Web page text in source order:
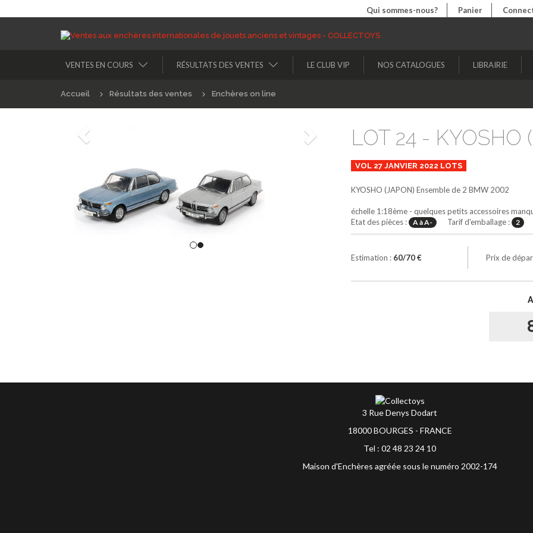
Qui sommes-nous? Panier
VENTES EN COURS RÉSULTATS DES VENTES LE CLUB VIP NOS CATALOGUES LIBRAIRIE
Accueil Résultats des ventes Enchères on line
Suivant LOT 24 - KYOSHO
VOL 27 JANVIER 2022 LOTS
KYOSHO (JAPON) Ensemble de 2 BMW 2002
échelle 1:18ème - quelques petits accessoires
Etat des pièces :
A à A- Tarif d'emballage : 2
Estimation : 60/70 € Prix de
3 Rue Denys Dodart
18000 BOURGES - FRANCE
Tel : 02 48 23 24 10
Maison d'Enchères agréée sous le numéro 2002-174